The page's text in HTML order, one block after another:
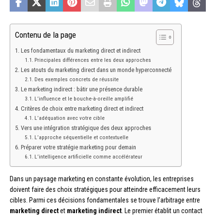
Contenu de la page
Les fondamentaux du marketing direct et indirect
Principales différences entre les deux approches
Les atouts du marketing direct dans un monde hyperconnecté
Des exemples concrets de réussite
Le marketing indirect : bâtir une présence durable
L’influence et le bouche-à-oreille amplifié
Critères de choix entre marketing direct et indirect
L’adéquation avec votre cible
Vers une intégration stratégique des deux approches
L’approche séquentielle et contextuelle
Préparer votre stratégie marketing pour demain
L’intelligence artificielle comme accélérateur
Dans un paysage marketing en constante évolution, les entreprises
doivent faire des choix stratégiques pour atteindre efficacement leurs
cibles. Parmi ces décisions fondamentales se trouve l’arbitrage entre
marketing directet marketing indirect. Le premier établit un contact